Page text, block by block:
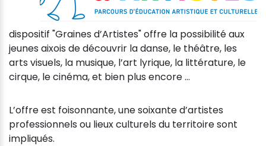
dispositif "Graines d’Artistes" offre la possibilité aux
jeunes aixois de découvrir la danse, le théâtre, les
arts visuels, la musique, l’art lyrique, la littérature, le
cirque, le cinéma, et bien plus encore …
L’offre est foisonnante, une soixante d’artistes
professionnels ou lieux culturels du territoire sont
impliqués.